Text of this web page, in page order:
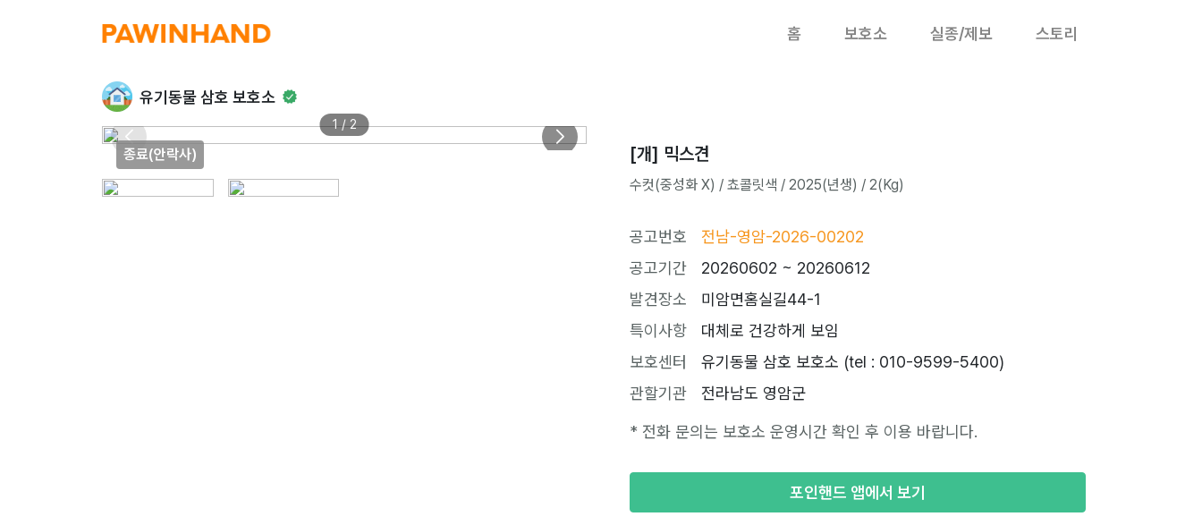
홈 보호소 실종/제보 스토리
유기동물 삼호 보호소
종료(안락사)
1 / 2
[개] 믹스견
수컷(중성화 X) / 쵸콜릿색 / 2025(년생) / 2(Kg)
공고번호
전남-영암-2026-00202
공고기간
20260602 ~ 20260612
발견장소
미암면홈실길44-1
특이사항
대체로 건강하게 보임
보호센터
유기동물 삼호 보호소 (tel : 010-9599-5400)
관할기관
전라남도 영암군
* 전화 문의는 보호소 운영시간 확인 후 이용 바랍니다.
포인핸드 앱에서 보기